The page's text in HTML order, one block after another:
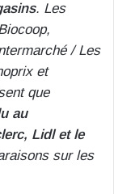
. Les
/ Les
et
que
au
Lidl et le
sur les